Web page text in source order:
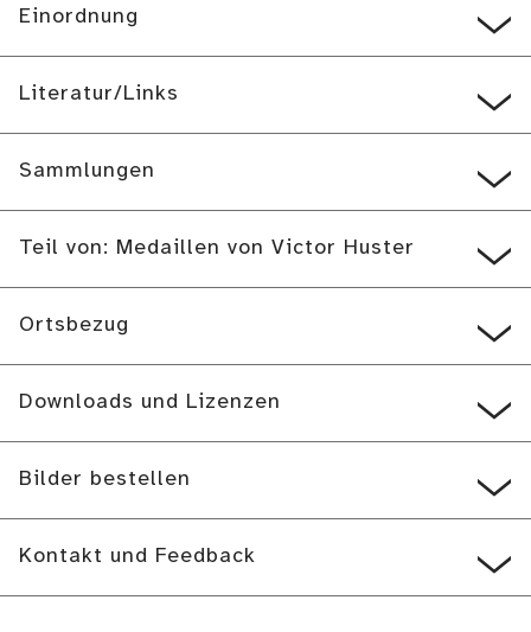
Einordnung
Literatur/Links
Sammlungen
Teil von: Medaillen von Victor Huster
Ortsbezug
Downloads und Lizenzen
Bilder bestellen
Kontakt und Feedback